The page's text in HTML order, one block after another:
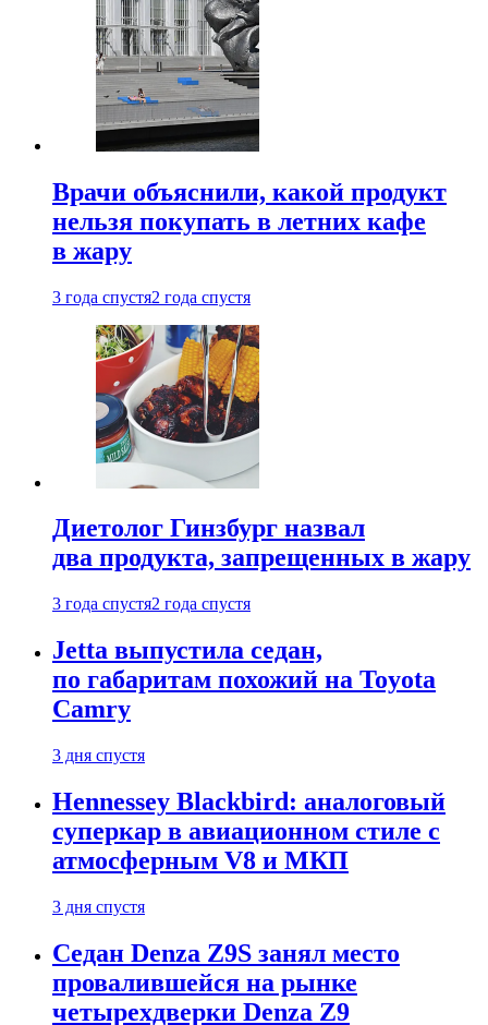
Врачи объяснили, какой продукт
нельзя покупать в летних кафе
в жару
3 года спустя2 года спустя
Диетолог Гинзбург назвал
два продукта, запрещенных в жару
3 года спустя2 года спустя
Jetta выпустила седан,
по габаритам похожий на Toyota
Camry
3 дня спустя
Hennessey Blackbird: аналоговый
суперкар в авиационном стиле с
атмосферным V8 и МКП
3 дня спустя
Седан Denza Z9S занял место
провалившейся на рынке
четырехдверки Denza Z9